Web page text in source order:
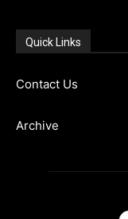
Quick Links
Contact Us
Archive